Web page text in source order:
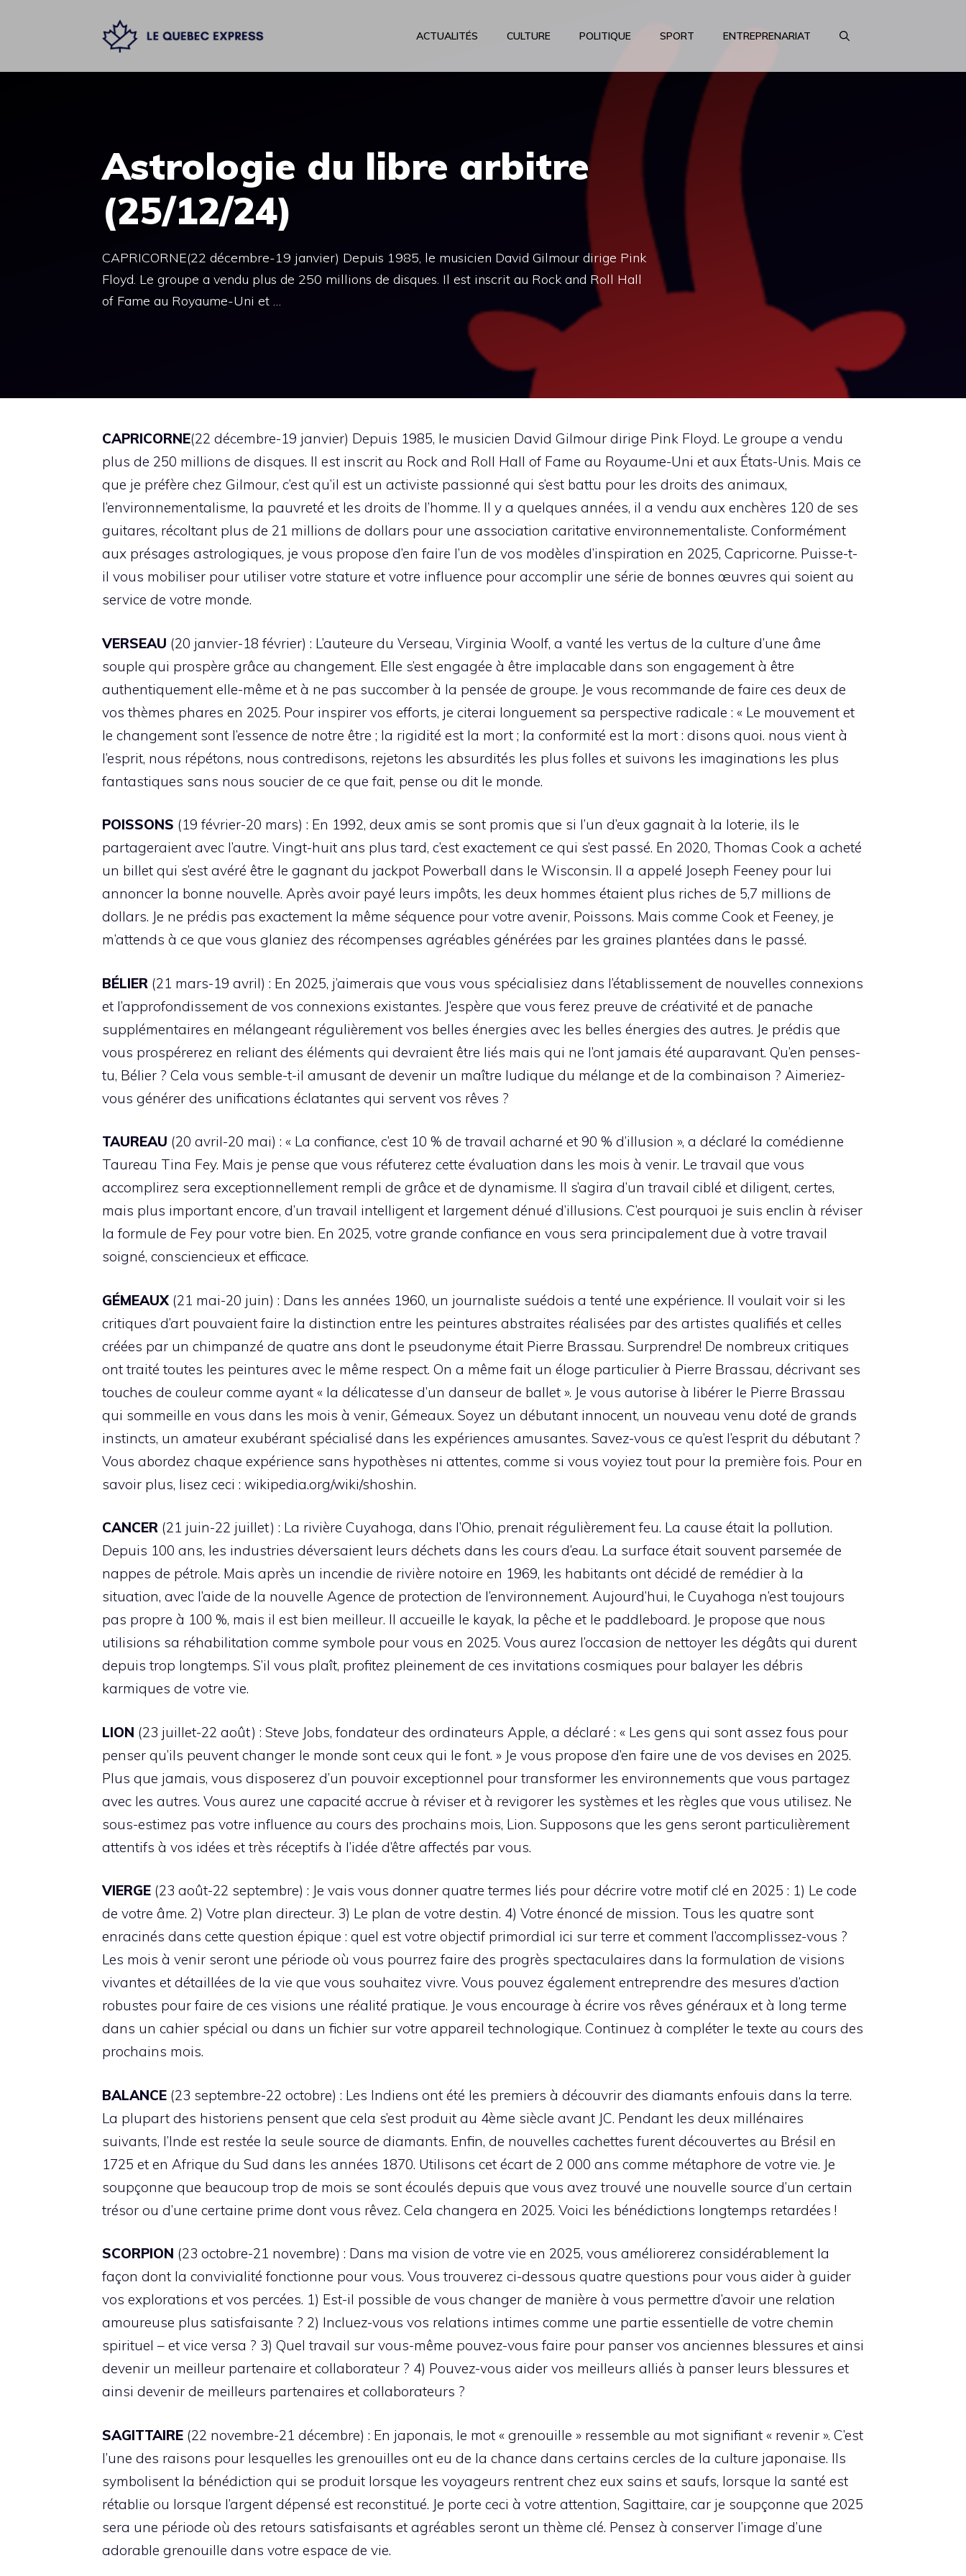
ACTUALITÉS CULTURE POLITIQUE SPORT ENTREPRENARIAT
Astrologie du libre arbitre
(25/12/24)
CAPRICORNE(22 décembre-19 janvier) Depuis 1985, le musicien David Gilmour dirige Pink
Floyd. Le groupe a vendu plus de 250 millions de disques. Il est inscrit au Rock and Roll Hall
of Fame au Royaume-Uni et …
CAPRICORNE(22 décembre-19 janvier) Depuis 1985, le musicien David Gilmour dirige Pink Floyd. Le groupe a vendu
plus de 250 millions de disques. Il est inscrit au Rock and Roll Hall of Fame au Royaume-Uni et aux États-Unis. Mais ce
que je préfère chez Gilmour, c’est qu’il est un activiste passionné qui s’est battu pour les droits des animaux,
l’environnementalisme, la pauvreté et les droits de l’homme. Il y a quelques années, il a vendu aux enchères 120 de ses
guitares, récoltant plus de 21 millions de dollars pour une association caritative environnementaliste. Conformément
aux présages astrologiques, je vous propose d’en faire l’un de vos modèles d’inspiration en 2025, Capricorne. Puisse-t-
il vous mobiliser pour utiliser votre stature et votre influence pour accomplir une série de bonnes œuvres qui soient au
service de votre monde.
VERSEAU (20 janvier-18 février) : L’auteure du Verseau, Virginia Woolf, a vanté les vertus de la culture d’une âme
souple qui prospère grâce au changement. Elle s’est engagée à être implacable dans son engagement à être
authentiquement elle-même et à ne pas succomber à la pensée de groupe. Je vous recommande de faire ces deux de
vos thèmes phares en 2025. Pour inspirer vos efforts, je citerai longuement sa perspective radicale : « Le mouvement et
le changement sont l’essence de notre être ; la rigidité est la mort ; la conformité est la mort : disons quoi. nous vient à
l’esprit, nous répétons, nous contredisons, rejetons les absurdités les plus folles et suivons les imaginations les plus
fantastiques sans nous soucier de ce que fait, pense ou dit le monde.
POISSONS (19 février-20 mars) : En 1992, deux amis se sont promis que si l’un d’eux gagnait à la loterie, ils le
partageraient avec l’autre. Vingt-huit ans plus tard, c’est exactement ce qui s’est passé. En 2020, Thomas Cook a acheté
un billet qui s’est avéré être le gagnant du jackpot Powerball dans le Wisconsin. Il a appelé Joseph Feeney pour lui
annoncer la bonne nouvelle. Après avoir payé leurs impôts, les deux hommes étaient plus riches de 5,7 millions de
dollars. Je ne prédis pas exactement la même séquence pour votre avenir, Poissons. Mais comme Cook et Feeney, je
m’attends à ce que vous glaniez des récompenses agréables générées par les graines plantées dans le passé.
BÉLIER (21 mars-19 avril) : En 2025, j’aimerais que vous vous spécialisiez dans l’établissement de nouvelles connexions
et l’approfondissement de vos connexions existantes. J’espère que vous ferez preuve de créativité et de panache
supplémentaires en mélangeant régulièrement vos belles énergies avec les belles énergies des autres. Je prédis que
vous prospérerez en reliant des éléments qui devraient être liés mais qui ne l’ont jamais été auparavant. Qu’en penses-
tu, Bélier ? Cela vous semble-t-il amusant de devenir un maître ludique du mélange et de la combinaison ? Aimeriez-
vous générer des unifications éclatantes qui servent vos rêves ?
TAUREAU (20 avril-20 mai) : « La confiance, c’est 10 % de travail acharné et 90 % d’illusion », a déclaré la comédienne
Taureau Tina Fey. Mais je pense que vous réfuterez cette évaluation dans les mois à venir. Le travail que vous
accomplirez sera exceptionnellement rempli de grâce et de dynamisme. Il s’agira d’un travail ciblé et diligent, certes,
mais plus important encore, d’un travail intelligent et largement dénué d’illusions. C’est pourquoi je suis enclin à réviser
la formule de Fey pour votre bien. En 2025, votre grande confiance en vous sera principalement due à votre travail
soigné, consciencieux et efficace.
GÉMEAUX (21 mai-20 juin) : Dans les années 1960, un journaliste suédois a tenté une expérience. Il voulait voir si les
critiques d’art pouvaient faire la distinction entre les peintures abstraites réalisées par des artistes qualifiés et celles
créées par un chimpanzé de quatre ans dont le pseudonyme était Pierre Brassau. Surprendre! De nombreux critiques
ont traité toutes les peintures avec le même respect. On a même fait un éloge particulier à Pierre Brassau, décrivant ses
touches de couleur comme ayant « la délicatesse d’un danseur de ballet ». Je vous autorise à libérer le Pierre Brassau
qui sommeille en vous dans les mois à venir, Gémeaux. Soyez un débutant innocent, un nouveau venu doté de grands
instincts, un amateur exubérant spécialisé dans les expériences amusantes. Savez-vous ce qu’est l’esprit du débutant ?
Vous abordez chaque expérience sans hypothèses ni attentes, comme si vous voyiez tout pour la première fois. Pour en
savoir plus, lisez ceci : wikipedia.org/wiki/shoshin.
CANCER (21 juin-22 juillet) : La rivière Cuyahoga, dans l’Ohio, prenait régulièrement feu. La cause était la pollution.
Depuis 100 ans, les industries déversaient leurs déchets dans les cours d’eau. La surface était souvent parsemée de
nappes de pétrole. Mais après un incendie de rivière notoire en 1969, les habitants ont décidé de remédier à la
situation, avec l’aide de la nouvelle Agence de protection de l’environnement. Aujourd’hui, le Cuyahoga n’est toujours
pas propre à 100 %, mais il est bien meilleur. Il accueille le kayak, la pêche et le paddleboard. Je propose que nous
utilisions sa réhabilitation comme symbole pour vous en 2025. Vous aurez l’occasion de nettoyer les dégâts qui durent
depuis trop longtemps. S’il vous plaît, profitez pleinement de ces invitations cosmiques pour balayer les débris
karmiques de votre vie.
LION (23 juillet-22 août) : Steve Jobs, fondateur des ordinateurs Apple, a déclaré : « Les gens qui sont assez fous pour
penser qu’ils peuvent changer le monde sont ceux qui le font. » Je vous propose d’en faire une de vos devises en 2025.
Plus que jamais, vous disposerez d’un pouvoir exceptionnel pour transformer les environnements que vous partagez
avec les autres. Vous aurez une capacité accrue à réviser et à revigorer les systèmes et les règles que vous utilisez. Ne
sous-estimez pas votre influence au cours des prochains mois, Lion. Supposons que les gens seront particulièrement
attentifs à vos idées et très réceptifs à l’idée d’être affectés par vous.
VIERGE (23 août-22 septembre) : Je vais vous donner quatre termes liés pour décrire votre motif clé en 2025 : 1) Le code
de votre âme. 2) Votre plan directeur. 3) Le plan de votre destin. 4) Votre énoncé de mission. Tous les quatre sont
enracinés dans cette question épique : quel est votre objectif primordial ici sur terre et comment l’accomplissez-vous ?
Les mois à venir seront une période où vous pourrez faire des progrès spectaculaires dans la formulation de visions
vivantes et détaillées de la vie que vous souhaitez vivre. Vous pouvez également entreprendre des mesures d’action
robustes pour faire de ces visions une réalité pratique. Je vous encourage à écrire vos rêves généraux et à long terme
dans un cahier spécial ou dans un fichier sur votre appareil technologique. Continuez à compléter le texte au cours des
prochains mois.
BALANCE (23 septembre-22 octobre) : Les Indiens ont été les premiers à découvrir des diamants enfouis dans la terre.
La plupart des historiens pensent que cela s’est produit au 4ème siècle avant JC. Pendant les deux millénaires
suivants, l’Inde est restée la seule source de diamants. Enfin, de nouvelles cachettes furent découvertes au Brésil en
1725 et en Afrique du Sud dans les années 1870. Utilisons cet écart de 2 000 ans comme métaphore de votre vie. Je
soupçonne que beaucoup trop de mois se sont écoulés depuis que vous avez trouvé une nouvelle source d’un certain
trésor ou d’une certaine prime dont vous rêvez. Cela changera en 2025. Voici les bénédictions longtemps retardées !
SCORPION (23 octobre-21 novembre) : Dans ma vision de votre vie en 2025, vous améliorerez considérablement la
façon dont la convivialité fonctionne pour vous. Vous trouverez ci-dessous quatre questions pour vous aider à guider
vos explorations et vos percées. 1) Est-il possible de vous changer de manière à vous permettre d’avoir une relation
amoureuse plus satisfaisante ? 2) Incluez-vous vos relations intimes comme une partie essentielle de votre chemin
spirituel – et vice versa ? 3) Quel travail sur vous-même pouvez-vous faire pour panser vos anciennes blessures et ainsi
devenir un meilleur partenaire et collaborateur ? 4) Pouvez-vous aider vos meilleurs alliés à panser leurs blessures et
ainsi devenir de meilleurs partenaires et collaborateurs ?
SAGITTAIRE (22 novembre-21 décembre) : En japonais, le mot « grenouille » ressemble au mot signifiant « revenir ». C’est
l’une des raisons pour lesquelles les grenouilles ont eu de la chance dans certains cercles de la culture japonaise. Ils
symbolisent la bénédiction qui se produit lorsque les voyageurs rentrent chez eux sains et saufs, lorsque la santé est
rétablie ou lorsque l’argent dépensé est reconstitué. Je porte ceci à votre attention, Sagittaire, car je soupçonne que 2025
sera une période où des retours satisfaisants et agréables seront un thème clé. Pensez à conserver l’image d’une
adorable grenouille dans votre espace de vie.